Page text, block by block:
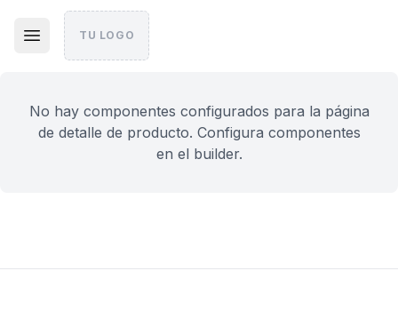
TU LOGO
No hay componentes configurados para la página
de detalle de producto. Configura componentes
en el builder.